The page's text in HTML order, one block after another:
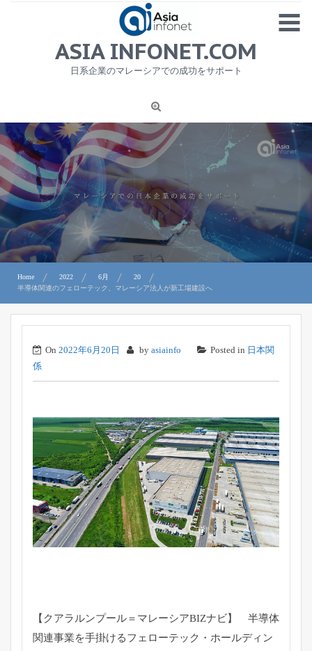
MENU
1
ニュース
労務サービス
プライバシーポリシー及び著作権について
お問合せ
ASIA INFONET.COM
日系企業のマレーシアでの成功をサポート
Home 2022 6月
20
半導体関連のフェローテック、マレーシア法人が新工場建設へ
On 2022年6月20日 by asiainfo Posted in 日本関
係
【クアラルンプール＝マレーシアBIZナビ】 半導体
関連事業を手掛けるフェローテック・ホールディン